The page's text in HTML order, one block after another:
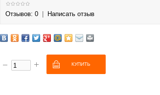
Отзывов: 0 Написать отзыв